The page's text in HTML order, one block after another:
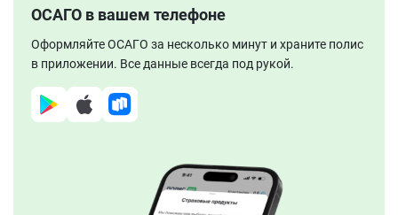
ОСАГО в вашем телефоне
Оформляйте ОСАГО за несколько минут и храните полис
в приложении. Все данные всегда под рукой.